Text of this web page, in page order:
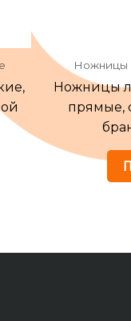
Ножницы
Ножницы
прямые,